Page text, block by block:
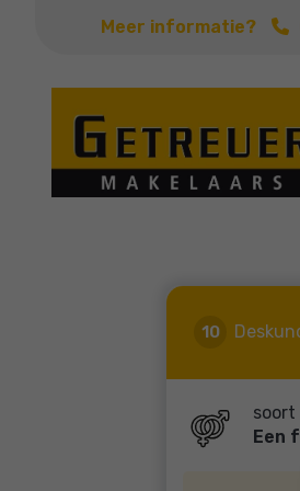
Meer informatie?
10
soort
Een